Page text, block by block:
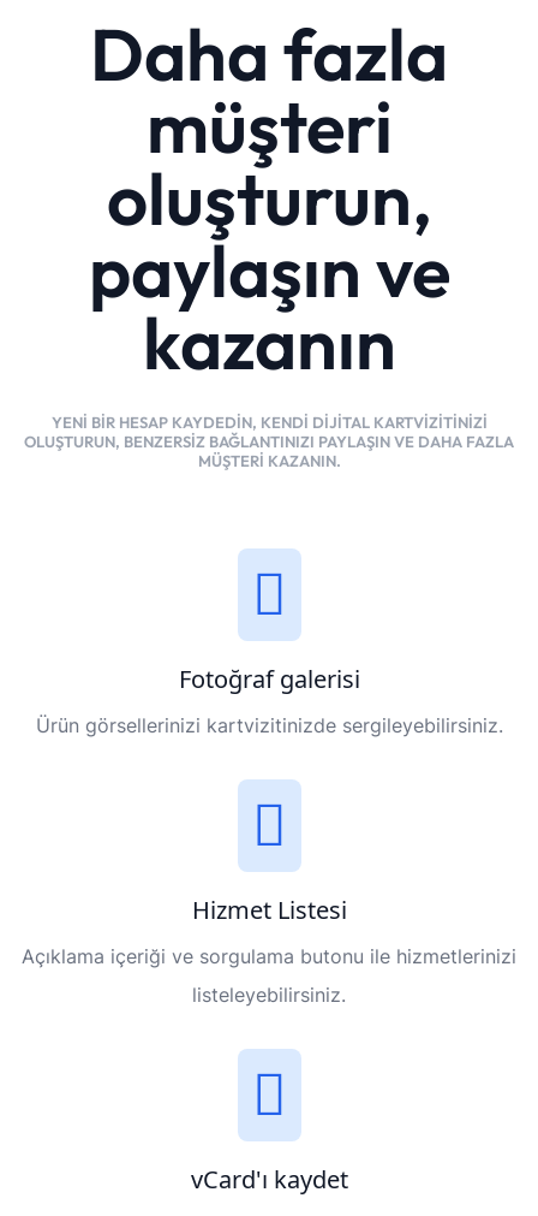
Daha fazla
müşteri
oluşturun,
paylaşın ve
kazanın
YENI BIR HESAP KAYDEDIN, KENDI DIJITAL KARTVIZITINIZI
OLUŞTURUN, BENZERSIZ BAĞLANTINIZI PAYLAŞIN VE DAHA FAZLA
MÜŞTERI KAZANIN.
Fotoğraf galerisi
Ürün görsellerinizi kartvizitinizde sergileyebilirsiniz.
Hizmet Listesi
Açıklama içeriği ve sorgulama butonu ile hizmetlerinizi
listeleyebilirsiniz.
vCard'ı kaydet